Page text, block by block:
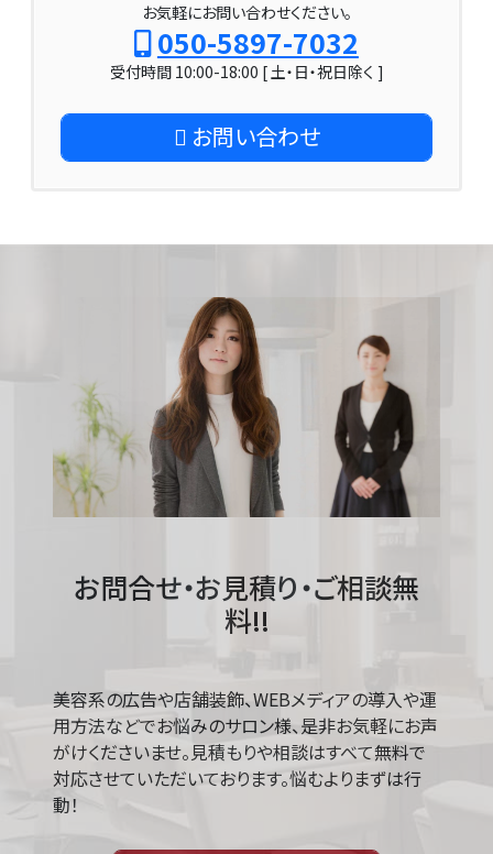
お気軽にお問い合わせください。
050-5897-7032
受付時間 10:00-18:00 [ 土・日・祝日除く ]
お問い合わせ
お問合せ・お見積り・ご相談無
料!!
美容系の広告や店舗装飾、WEBメディアの導入や運
用方法などでお悩みのサロン様、是非お気軽にお声
がけくださいませ。見積もりや相談はすべて無料で
対応させていただいております。悩むよりまずは行
動！